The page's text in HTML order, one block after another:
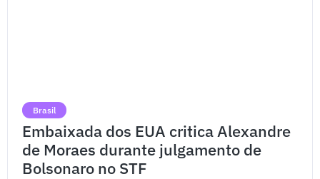
Brasil
Embaixada dos EUA critica Alexandre
de Moraes durante julgamento de
Bolsonaro no STF